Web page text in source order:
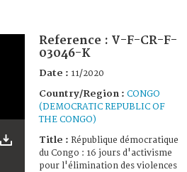
Reference : V-F-CR-F-
03046-K
Date : 11/2020
Country/Region : CONGO
(DEMOCRATIC REPUBLIC OF
THE CONGO)
Title : République démocratique
du Congo : 16 jours d'activisme
pour l'élimination des violences